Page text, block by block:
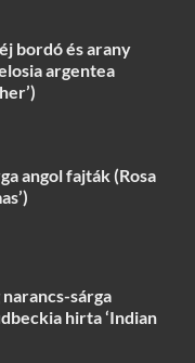
bordó és arany
argentea
angol fajták (Rosa
sárga
hirta ‘Indian